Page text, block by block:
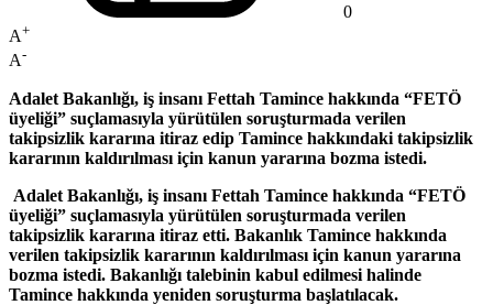
0
A+
A-
Adalet Bakanlığı, iş insanı Fettah Tamince hakkında “FETÖ
üyeliği” suçlamasıyla yürütülen soruşturmada verilen
takipsizlik kararına itiraz edip Tamince hakkındaki takipsizlik
kararının kaldırılması için kanun yararına bozma istedi.
Adalet Bakanlığı, iş insanı Fettah Tamince hakkında “FETÖ
üyeliği” suçlamasıyla yürütülen soruşturmada verilen
takipsizlik kararına itiraz etti. Bakanlık Tamince hakkında
verilen takipsizlik kararının kaldırılması için kanun yararına
bozma istedi. Bakanlığı talebinin kabul edilmesi halinde
Tamince hakkında yeniden soruşturma başlatılacak.